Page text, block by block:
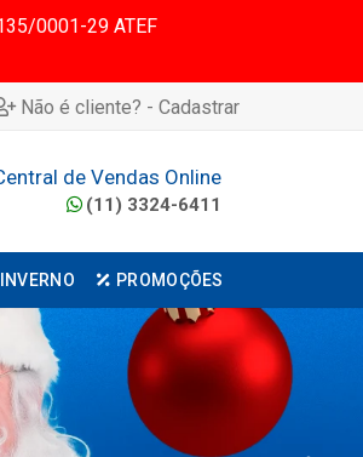
0001-29 ATEF
Não é cliente? - Cadastrar
de Vendas Online
(11) 3324-6411
INVERNO PROMOÇÕES